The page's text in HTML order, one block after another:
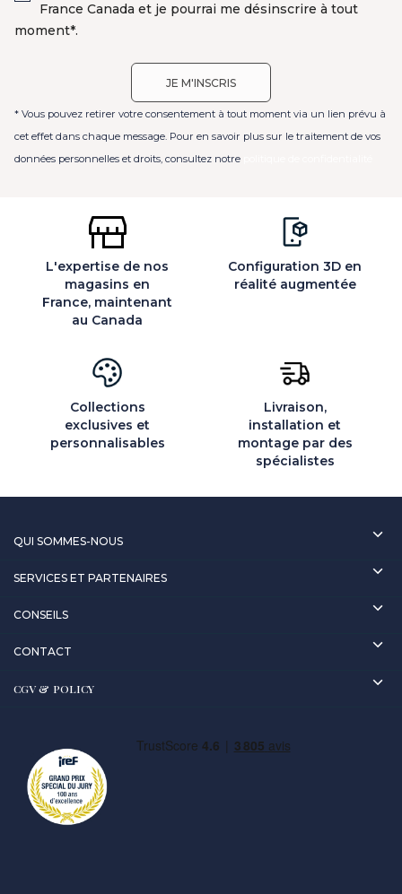
France Canada et je pourrai me désinscrire à tout
moment*.
* Vous pouvez retirer votre consentement à tout moment via un lien prévu à
cet effet dans chaque message. Pour en savoir plus sur le traitement de vos
données personnelles et droits, consultez notre
L'expertise de nos
magasins en
France, maintenant
au Canada
Configuration 3D en
réalité augmentée
Collections
exclusives et
personnalisables
Livraison,
installation et
montage par des
spécialistes
QUI SOMMES-NOUS
SERVICES ET PARTENAIRES
CONSEILS
CONTACT
CGV & POLICY